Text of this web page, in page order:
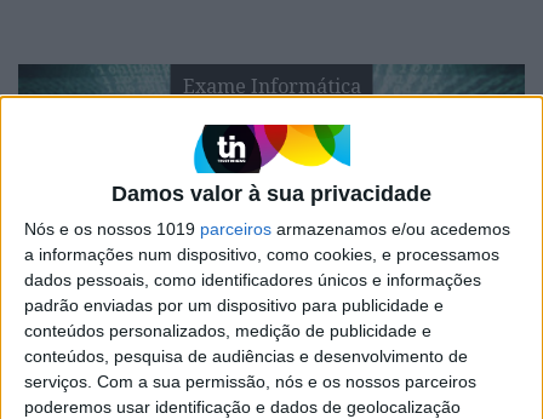
Damos valor à sua privacidade
Nós e os nossos 1019 parceiros armazenamos e/ou acedemos
a informações num dispositivo, como cookies, e processamos
dados pessoais, como identificadores únicos e informações
padrão enviadas por um dispositivo para publicidade e
conteúdos personalizados, medição de publicidade e
conteúdos, pesquisa de audiências e desenvolvimento de
serviços. Com a sua permissão, nós e os nossos parceiros
poderemos usar identificação e dados de geolocalização
Exame Informática
EXAME INFORMÁTICA
Malwarebytes também foi atacada
pelos hackers da SolarWinds